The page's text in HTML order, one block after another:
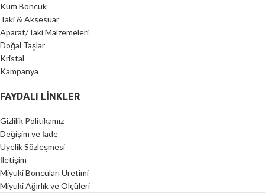
Kum Boncuk
Taki & Aksesuar
Aparat/Taki Malzemeleri
Doğal Taşlar
Kristal
Kampanya
FAYDALI LİNKLER
Gizlilik Politikamız
Değişim ve İade
Üyelik Sözleşmesi
İletişim
Miyuki Boncuları Üretimi
Miyuki Ağırlık ve Ölçüleri